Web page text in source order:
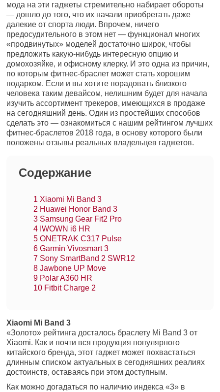
мода на эти гаджеты стремительно набирает обороты
— дошло до того, что их начали приобретать даже
далекие от спорта люди. Впрочем, ничего
предосудительного в этом нет — функционал многих
«продвинутых» моделей достаточно широк, чтобы
предложить какую-нибудь интересную опцию и
домохозяйке, и офисному клерку. И это одна из причин,
по которым фитнес-браслет может стать хорошим
подарком. Если и вы хотите порадовать близкого
человека таким девайсом, нелишним будет для начала
изучить ассортимент трекеров, имеющихся в продаже
на сегодняшний день. Один из простейших способов
сделать это — ознакомиться с нашим рейтингом лучших
фитнес-браслетов 2018 года, в основу которого были
положены отзывы реальных владельцев гаджетов.
Содержание
1 Xiaomi Mi Band 3
2 Huawei Honor Band 3
3 Samsung Gear Fit2 Pro
4 IWOWN i6 HR
5 ONETRAK C317 Pulse
6 Garmin Vivosmart 3
7 Sony SmartBand 2 SWR12
8 Jawbone UP Move
9 Polar A360 HR
10 Fitbit Charge 2
Xiaomi Mi Band 3
«Золото» рейтинга досталось браслету Mi Band 3 от
Xiaomi. Как и почти вся продукция популярного
китайского бренда, этот гаджет может похвастаться
длинным списком актуальных в сегодняшних реалиях
достоинств, оставаясь при этом доступным.
Как можно догадаться по наличию индекса «3» в